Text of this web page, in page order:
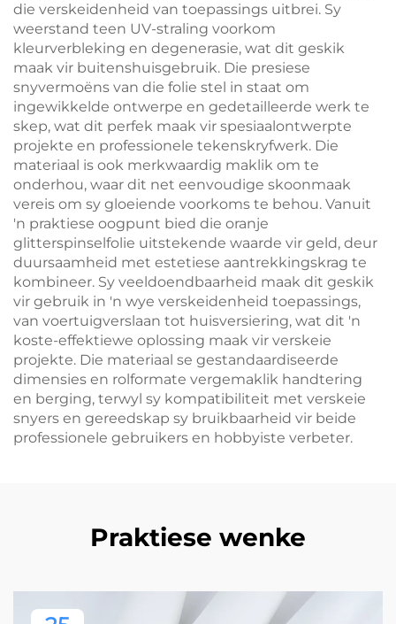
die verskeidenheid van toepassings uitbrei. Sy
weerstand teen UV-straling voorkom
kleurverbleking en degenerasie, wat dit geskik
maak vir buitenshuisgebruik. Die presiese
snyvermoëns van die folie stel in staat om
ingewikkelde ontwerpe en gedetailleerde werk te
skep, wat dit perfek maak vir spesiaalontwerpte
projekte en professionele tekenskryfwerk. Die
materiaal is ook merkwaardig maklik om te
onderhou, waar dit net eenvoudige skoonmaak
vereis om sy gloeiende voorkoms te behou. Vanuit
'n praktiese oogpunt bied die oranje
glitterspinselfolie uitstekende waarde vir geld, deur
duursaamheid met estetiese aantrekkingskrag te
kombineer. Sy veeldoendbaarheid maak dit geskik
vir gebruik in 'n wye verskeidenheid toepassings,
van voertuigverslaan tot huisversiering, wat dit 'n
koste-effektiewe oplossing maak vir verskeie
projekte. Die materiaal se gestandaardiseerde
dimensies en rolformate vergemaklik handtering
en berging, terwyl sy kompatibiliteit met verskeie
snyers en gereedskap sy bruikbaarheid vir beide
professionele gebruikers en hobbyiste verbeter.
Praktiese wenke